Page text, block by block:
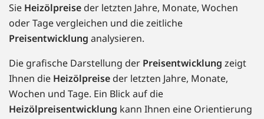
Sie Heizölpreise der letzten Jahre, Monate, Wochen
oder Tage vergleichen und die zeitliche
Preisentwicklung analysieren.
Die grafische Darstellung der Preisentwicklung zeigt
Ihnen die Heizölpreise der letzten Jahre, Monate,
Wochen und Tage. Ein Blick auf die
Heizölpreisentwicklung kann Ihnen eine Orientierung